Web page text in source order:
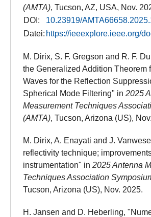
(AMTA), Tucson, AZ, USA​, Nov.
DOI:
10.23919/
Datei: https://ieeexplore.ieee.org/
M. Dirix, S. F. Gregson and R. F.
the Generalized Addition Theorem
Waves for the Reflection
Spherical Mode Filtering" in 2025
Measurement Techniques
(AMTA), Tucson, Arizona (US),
M. Dirix, A. Enayati and J.
reflectivity technique;
instrumentation" in 2025 Antenna
Techniques Association
Tucson, Arizona (US), Nov. 2025.
H. Jansen and D. Heberling,